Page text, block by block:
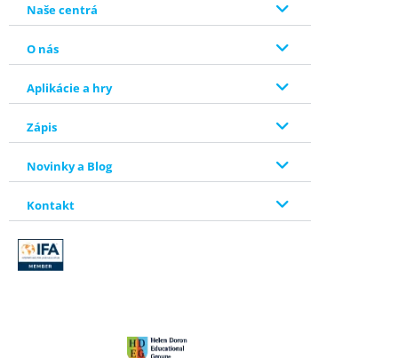
Naše centrá
O nás
Aplikácie a hry
Zápis
Novinky a Blog
Kontakt